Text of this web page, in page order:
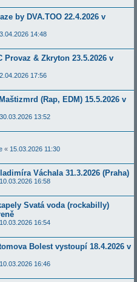
by DVA.TOO 22.4.2026 v
3.04.2026 14:48
Provaz & Zkryton 23.5.2026 v
2.04.2026 17:56
(Rap, EDM) 15.5.2026 v
30.03.2026 13:52
« 15.03.2026 11:30
Váchala 31.3.2026 (Praha)
10.03.2026 16:58
Svatá voda (rockabilly)
10.03.2026 16:54
Bolest vystoupí 18.4.2026 v
10.03.2026 16:46